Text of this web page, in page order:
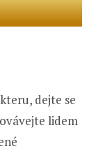
dejte se
lidem